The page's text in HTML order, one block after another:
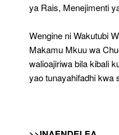
ya Rais, Menejimenti
Wengine ni Wakutubi
Makamu Mkuu wa
walioajiriwa bila kibali
yao tunayahifadhi kwa